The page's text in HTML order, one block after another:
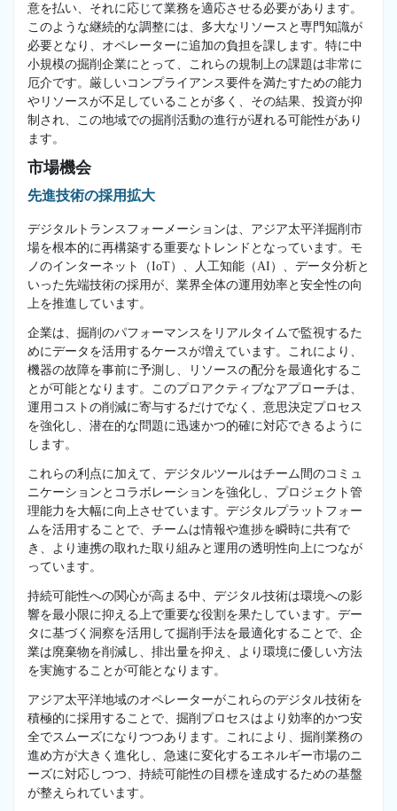
意を払い、それに応じて業務を適応させる必要があります。
このような継続的な調整には、多大なリソースと専門知識が
必要となり、オペレーターに追加の負担を課します。特に中
小規模の掘削企業にとって、これらの規制上の課題は非常に
厄介です。厳しいコンプライアンス要件を満たすための能力
やリソースが不足していることが多く、その結果、投資が抑
制され、この地域での掘削活動の進行が遅れる可能性があり
ます。
市場機会
先進技術の採用拡大
デジタルトランスフォーメーションは、アジア太平洋掘削市
場を根本的に再構築する重要なトレンドとなっています。モ
ノのインターネット（IoT）、人工知能（AI）、データ分析と
いった先端技術の採用が、業界全体の運用効率と安全性の向
上を推進しています。
企業は、掘削のパフォーマンスをリアルタイムで監視するた
めにデータを活用するケースが増えています。これにより、
機器の故障を事前に予測し、リソースの配分を最適化するこ
とが可能となります。このプロアクティブなアプローチは、
運用コストの削減に寄与するだけでなく、意思決定プロセス
を強化し、潜在的な問題に迅速かつ的確に対応できるように
します。
これらの利点に加えて、デジタルツールはチーム間のコミュ
ニケーションとコラボレーションを強化し、プロジェクト管
理能力を大幅に向上させています。デジタルプラットフォー
ムを活用することで、チームは情報や進捗を瞬時に共有で
き、より連携の取れた取り組みと運用の透明性向上につなが
っています。
持続可能性への関心が高まる中、デジタル技術は環境への影
響を最小限に抑える上で重要な役割を果たしています。デー
タに基づく洞察を活用して掘削手法を最適化することで、企
業は廃棄物を削減し、排出量を抑え、より環境に優しい方法
を実施することが可能となります。
アジア太平洋地域のオペレーターがこれらのデジタル技術を
積極的に採用することで、掘削プロセスはより効率的かつ安
全でスムーズになりつつあります。これにより、掘削業務の
進め方が大きく進化し、急速に変化するエネルギー市場のニ
ーズに対応しつつ、持続可能性の目標を達成するための基盤
が整えられています。